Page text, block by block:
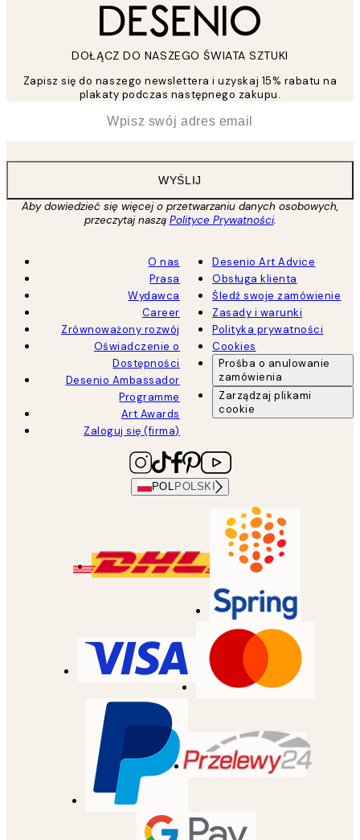
DOŁĄCZ DO NASZEGO ŚWIATA SZTUKI
Zapisz się do naszego newslettera i uzyskaj 15% rabatu na
plakaty podczas następnego zakupu.
WYŚLIJ
Aby dowiedzieć się więcej o przetwarzaniu danych osobowych,
przeczytaj naszą Polityce Prywatności.
O nas
Prasa
Wydawca
Career
Zrównoważony rozwój
Oświadczenie o
Dostępności
Desenio Ambassador
Programme
Art Awards
Zaloguj się (firma)
Desenio Art Advice
Obsługa klienta
Śledź swoje zamówienie
Zasady i warunki
Polityka prywatności
Cookies
Prośba o anulowanie
zamówienia
Zarządzaj plikami
cookie
POL POLSKI